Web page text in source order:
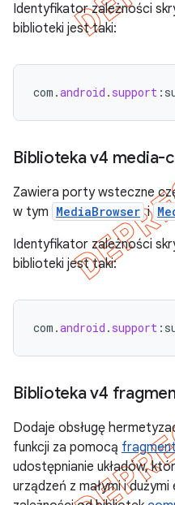
Identyfikator zależności
biblioteki jest taki:
com .android . support :
Biblioteka v4 media-
Zawiera porty wsteczne
w tym MediaBrowser i
Identyfikator zależności
biblioteki jest taki:
com .android . support :
Biblioteka v4
Dodaje obsługę
funkcji za pomocą
udostępnianie układów,
urządzeń z małymi i dużymi